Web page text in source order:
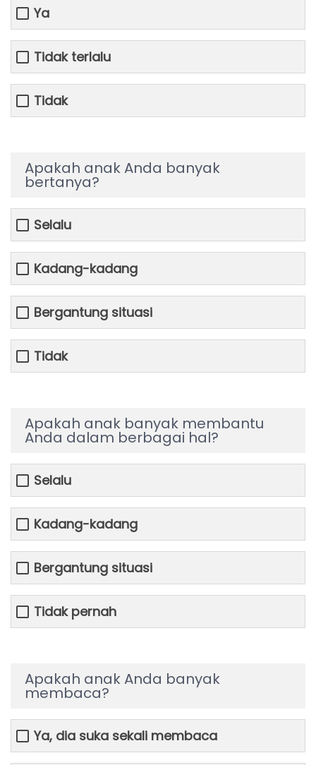
Ya
Tidak terlalu
Tidak
Apakah anak Anda banyak
bertanya?
Selalu
Kadang-kadang
Bergantung situasi
Tidak
Apakah anak banyak membantu
Anda dalam berbagai hal?
Selalu
Kadang-kadang
Bergantung situasi
Tidak pernah
Apakah anak Anda banyak
membaca?
Ya, dia suka sekali membaca